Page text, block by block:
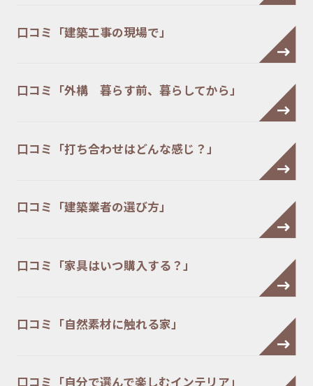
口コミ「建築工事の現場で」
口コミ「外構 暮らす前、暮らしてから」
口コミ「打ち合わせはどんな感じ？」
口コミ「建築業者の選び方」
口コミ「家具はいつ購入する？」
口コミ「自然素材に触れる家」
口コミ「自分で選んで楽しむインテリア」